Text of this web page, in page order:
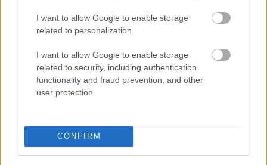
I want to allow Google to enable storage
related to personalization.
I want to allow Google to enable storage
related to security, including authentication
functionality and fraud prevention, and other
user protection.
CONFIRM
Προνομιακά πακέτα βεβαίωσης άθλησης από το
ΜΗΤΕΡΑ